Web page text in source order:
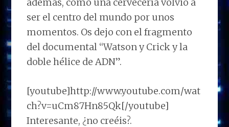
ser el centro del mundo por unos
momentos. Os dejo con el fragmento
del documental “Watson y Crick y la
doble hélice de ADN”.
[youtube]http://www.youtube.com/wat
ch?v=uCm87Hn85Qk[/youtube]
Interesante, ¿no creéis?.